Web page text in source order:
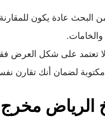
البحث عادة يكون
والخامات.
تعتمد على شكل العرض
لضمان أنك تقارن
الرياض مخرج